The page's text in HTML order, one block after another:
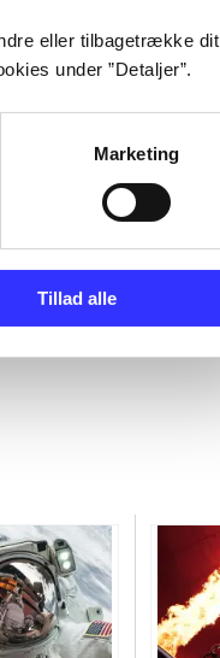
eller tilbagetrække dit
under ”Detaljer”.
Marketing
Tillad alle